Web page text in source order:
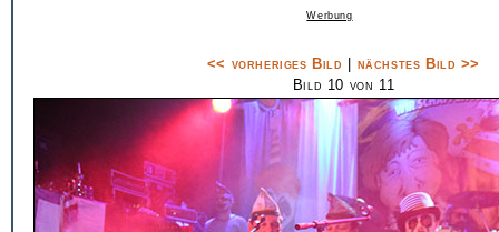
Werbung
<< vorheriges Bild
nächstes Bild >>
Bild 10 von 11